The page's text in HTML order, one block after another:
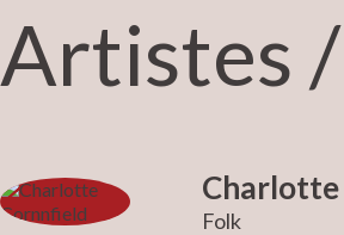
Artistes
Folk